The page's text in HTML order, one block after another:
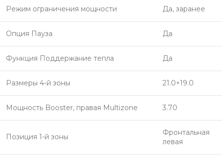
Режим ограничения мощности Да, заранее
Опция Пауза Да
Функция Поддержание тепла Да
Размеры 4-й зоны 21.0×19.0
Мощность Booster, правая Multizone 3.70
Позиция 1-й зоны
Фронтальная
левая